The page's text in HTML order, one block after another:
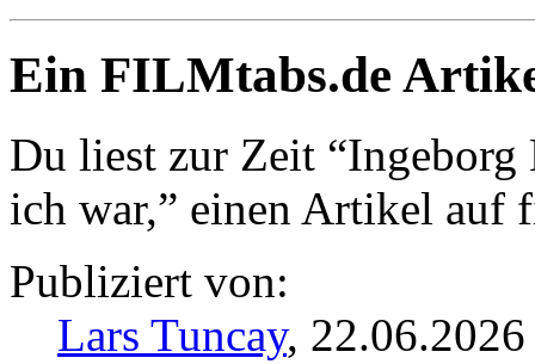
Ein FILMtabs.de
Du liest zur Zeit “Ingeborg
ich war,” einen Artikel auf
Publiziert von:
Lars Tuncay,